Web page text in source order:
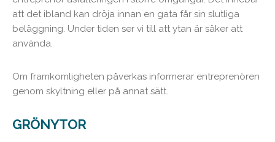
att det ibland kan dröja innan en gata får sin slutliga
beläggning. Under tiden ser vi till att ytan är säker att
använda.
Om framkomligheten påverkas informerar entreprenören
genom skyltning eller på annat sätt.
GRÖNYTOR